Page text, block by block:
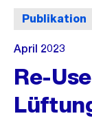
Publikation
April 2023
Re-